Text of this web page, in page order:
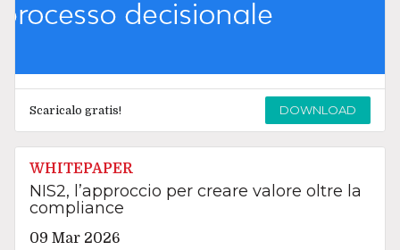
Scaricalo gratis! DOWNLOAD
WHITEPAPER
NIS2, l’approccio per creare valore oltre la
compliance
09 Mar 2026